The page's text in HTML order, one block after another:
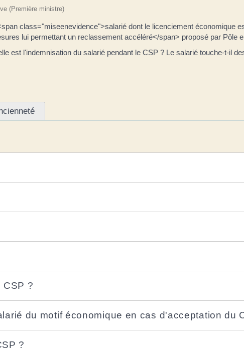
(Première ministre)
class="miseenevidence">salarié dont le licenciement économique
lui permettant un reclassement accéléré</span> proposé par Pôle
est l'indemnisation du salarié pendant le CSP ? Le salarié touche-t-il
CSP ?
du motif économique en cas d'acceptation du
?